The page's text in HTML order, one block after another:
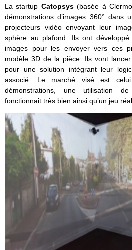
La startup Catopsys(basée à
démonstrations d’images 360° dans
projecteurs vidéo envoyant leur
sphère au plafond. Ils ont
images pour les envoyer vers ces
modèle 3D de la pièce. Ils vont
pour une solution intégrant leur
associé. Le marché visé est
démonstrations, une utilisation
fonctionnait très bien ainsi qu’un jeu